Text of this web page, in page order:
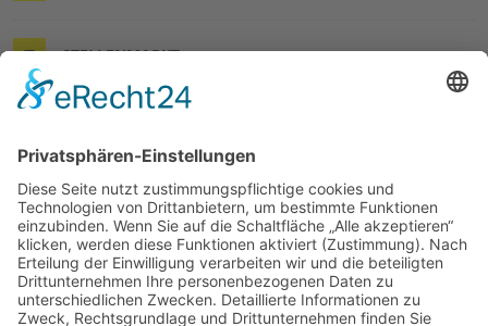
STELLENMARKT
DER WÜNSCHEWAGEN